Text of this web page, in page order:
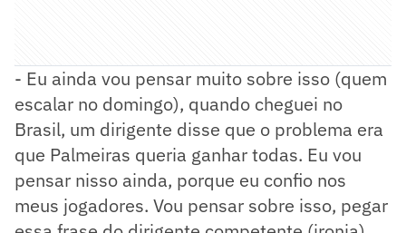
- Eu ainda vou pensar muito sobre isso (quem
escalar no domingo), quando cheguei no
Brasil, um dirigente disse que o problema era
que Palmeiras queria ganhar todas. Eu vou
pensar nisso ainda, porque eu confio nos
meus jogadores. Vou pensar sobre isso, pegar